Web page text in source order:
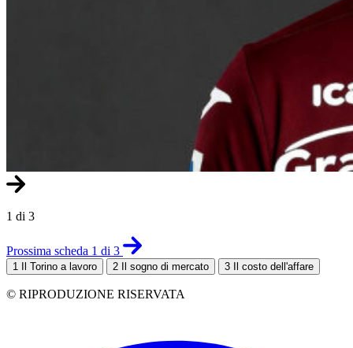
1 di 3
Prossima scheda 1 di 3
1 Il Torino a lavoro 2 Il sogno di mercato 3 Il costo dell'affare
© RIPRODUZIONE RISERVATA